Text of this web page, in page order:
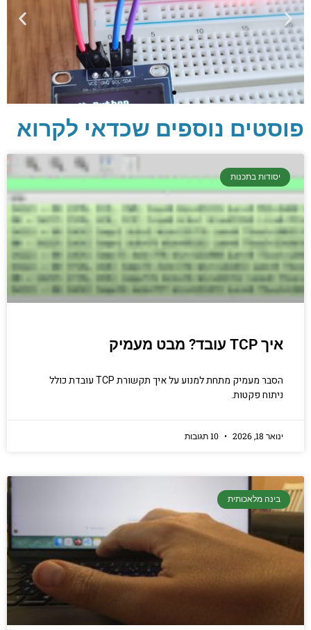
יסודות בתכנות
קריפטוגרפיה, ביצועים, אבטחת מידע ומידע
יסודי וחשוב שגם מתכנתים מנוסים לא תמיד
יודעים.
פוסטים נוספים שכדאי לקרוא
יסודות בתכנות
איך TCP עובד? מבט מעמיק
הסבר מעמיק מתחת למנוע על איך תקשורת TCP עובדת כולל
ניתוח פקטות.
ינואר 18, 2026
בינה מלאכותית